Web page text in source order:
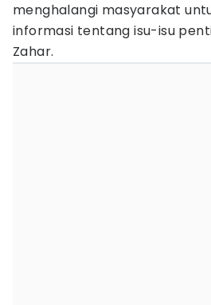
menghalangi masyarakat
informasi tentang isu-isu
Zahar.